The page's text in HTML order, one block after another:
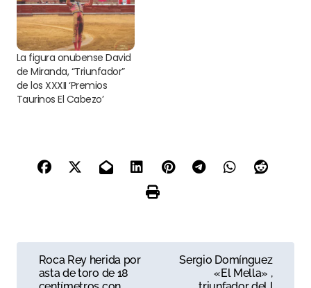
La figura onubense David
de Miranda, “Triunfador”
de los XXXII ‘Premios
Taurinos El Cabezo’
Roca Rey herida por
asta de toro de 18
Sergio Domínguez
«El Mella» ,